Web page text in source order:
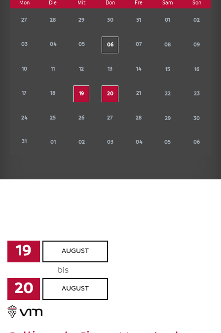
Mon Die Mit Don Fre Sam Son
27 28 29 30 31 01 02
03 04 05 06 07 08 09
10 11 12 13 14 15 16
17 18 19 20 21 22 23
24 25 26 27 28 29 30
31 01 02 03 04 05 06
19 AUGUST
bis
20 AUGUST